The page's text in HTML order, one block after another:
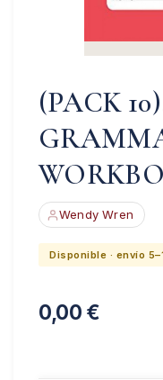
(PACK
Wendy Wren
Disponible · envío
0,00 €